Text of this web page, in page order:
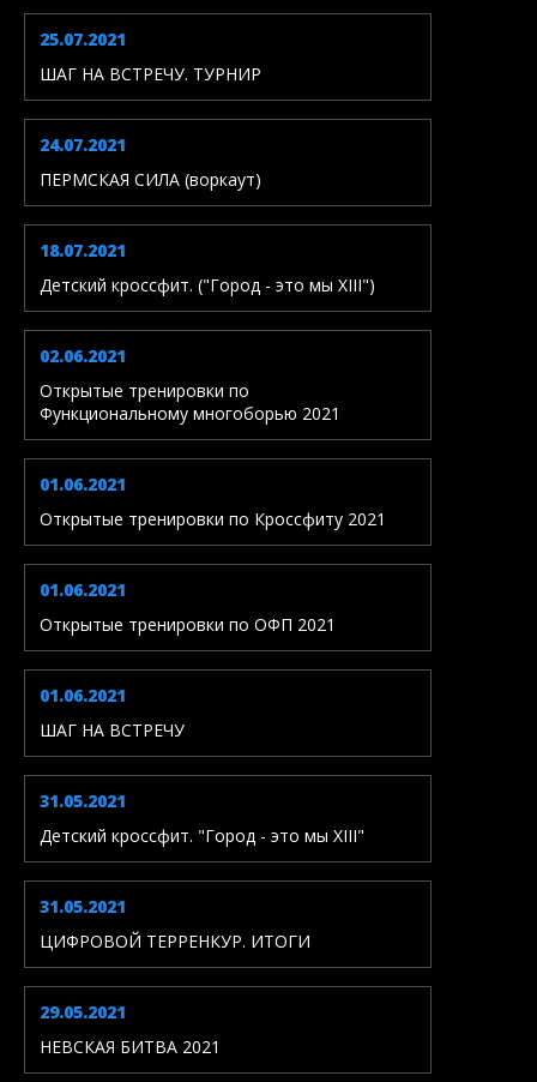
25.07.2021
ШАГ НА ВСТРЕЧУ. ТУРНИР
24.07.2021
ПЕРМСКАЯ СИЛА (воркаут)
18.07.2021
Детский кроссфит. ("Город - это мы XIII")
02.06.2021
Открытые тренировки по
Функциональному многоборью 2021
01.06.2021
Открытые тренировки по Кроссфиту 2021
01.06.2021
Открытые тренировки по ОФП 2021
01.06.2021
ШАГ НА ВСТРЕЧУ
31.05.2021
Детский кроссфит. "Город - это мы XIII"
31.05.2021
ЦИФРОВОЙ ТЕРРЕНКУР. ИТОГИ
29.05.2021
НЕВСКАЯ БИТВА 2021